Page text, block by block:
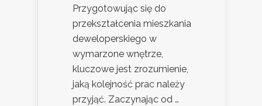
Przygotowując się do
przekształcenia mieszkania
deweloperskiego w
wymarzone wnętrze,
kluczowe jest zrozumienie,
jaką kolejność prac należy
przyjąć. Zaczynając od …